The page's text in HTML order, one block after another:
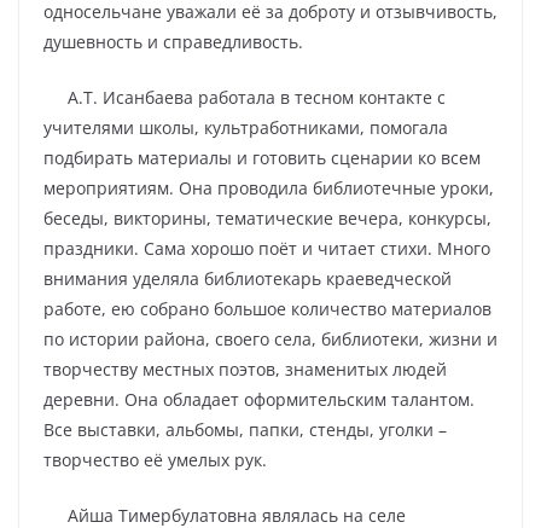
односельчане уважали её за доброту и отзывчивость,
душевность и справедливость.
А.Т. Исанбаева работала в тесном контакте с
учителями школы, культработниками, помогала
подбирать материалы и готовить сценарии ко всем
мероприятиям. Она проводила библиотечные уроки,
беседы, викторины, тематические вечера, конкурсы,
праздники. Сама хорошо поёт и читает стихи. Много
внимания уделяла библиотекарь краеведческой
работе, ею собрано большое количество материалов
по истории района, своего села, библиотеки, жизни и
творчеству местных поэтов, знаменитых людей
деревни. Она обладает оформительским талантом.
Все выставки, альбомы, папки, стенды, уголки –
творчество её умелых рук.
Айша Тимербулатовна являлась на селе